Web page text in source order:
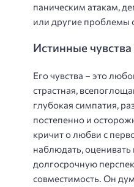
паническим атакам,
или другие проблемы
Истинные
Его чувства – это
страстная,
глубокая симпатия,
постепенно и
кричит о любви с
наблюдать, оценивать
долгосрочную
совместимость. Он